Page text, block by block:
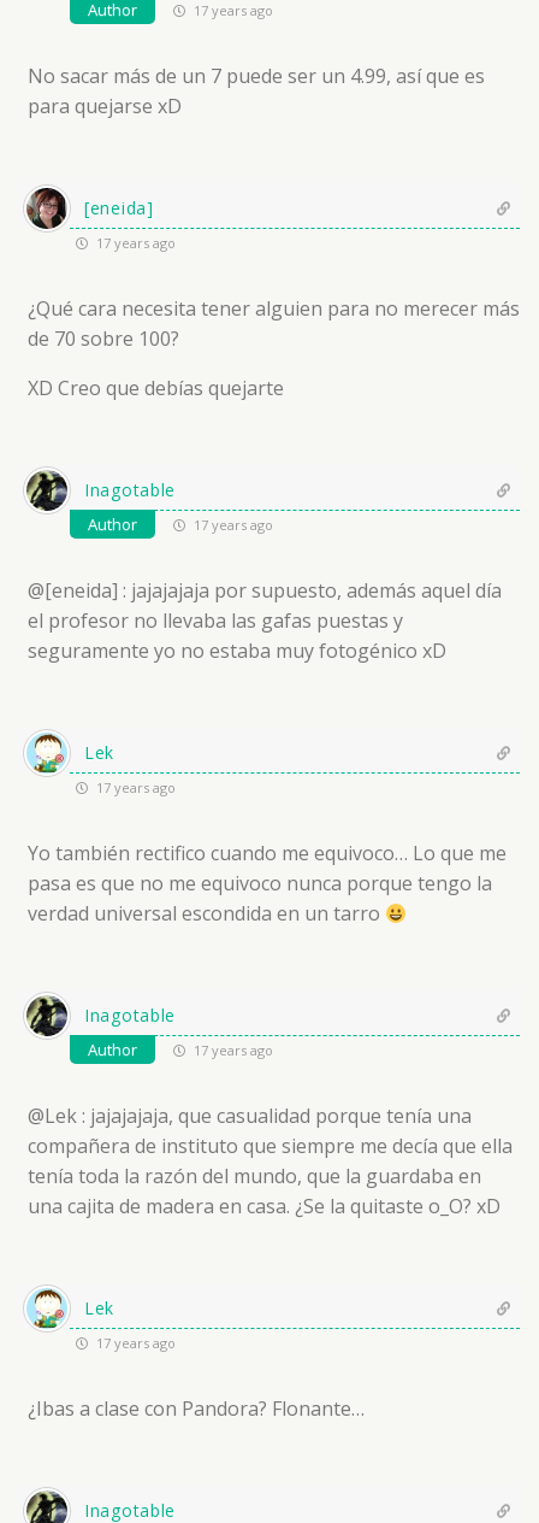
Author 17 years ago
No sacar más de un 7 puede ser un 4.99, así que es
para quejarse xD
[eneida]
17 years ago
¿Qué cara necesita tener alguien para no merecer más
de 70 sobre 100?
XD Creo que debías quejarte
Inagotable
Author 17 years ago
@[eneida] : jajajajaja por supuesto, además aquel día
el profesor no llevaba las gafas puestas y
seguramente yo no estaba muy fotogénico xD
Lek
17 years ago
Yo también rectifico cuando me equivoco… Lo que me
pasa es que no me equivoco nunca porque tengo la
verdad universal escondida en un tarro
Inagotable
Author 17 years ago
@Lek : jajajajaja, que casualidad porque tenía una
compañera de instituto que siempre me decía que ella
tenía toda la razón del mundo, que la guardaba en
una cajita de madera en casa. ¿Se la quitaste o_O? xD
Lek
17 years ago
¿Ibas a clase con Pandora? Flonante…
Inagotable